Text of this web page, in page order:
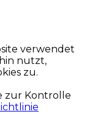
verwendet
nutzt,
zu.
zur Kontrolle